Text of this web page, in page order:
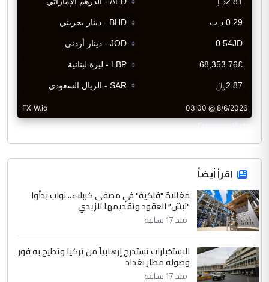
CurrencyRate
اقرأ أيضاً
مغالاة "فلكية" في مصفى كربلاء.. نواب بدأوا
"نبش" العقود وتقديمها للزيدي
منذ 17 ساعة
الاستخبارات تستدرج إرهابياً من تركيا وتطيح به فور
وصوله مطار بغداد
منذ 17 ساعة